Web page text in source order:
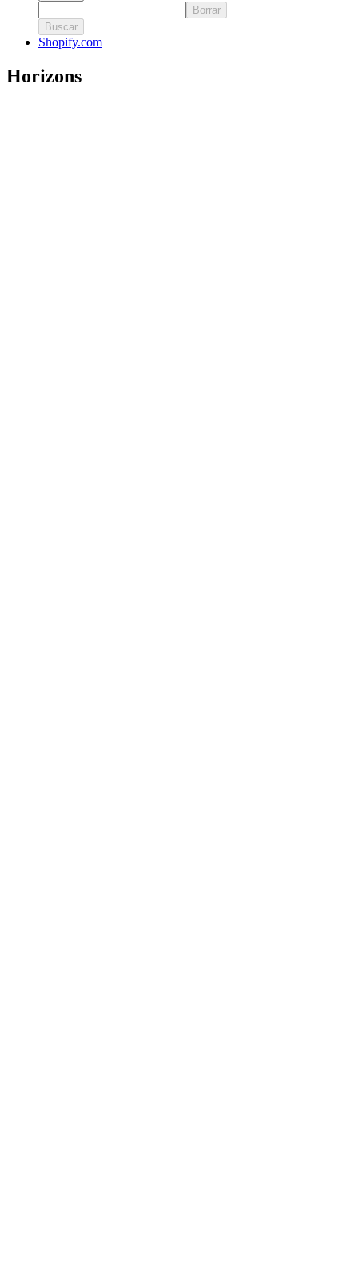
Borrar
Buscar
Shopify.com
Horizons